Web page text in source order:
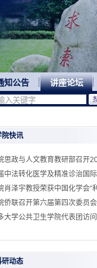
知公告 讲座论坛
院快讯
思政与人文教育教研部召开
中法转化医学及精准诊治国
肖泽宇教授荣获中国化学会“
侨联召开第六届第四次委员
大学公共卫生学院代表团访
研动态